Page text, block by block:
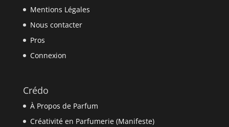
Mentions Légales
Nous contacter
Pros
Connexion
Crédo
À Propos de Parfum
Créativité en Parfumerie (Manifeste)